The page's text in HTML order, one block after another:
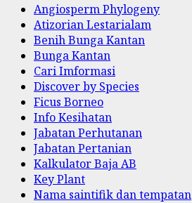
Angiosperm Phylogeny
Atizorian Lestarialam
Benih Bunga Kantan
Bunga Kantan
Cari Imformasi
Discover by Species
Ficus Borneo
Info Kesihatan
Jabatan Perhutanan
Jabatan Pertanian
Kalkulator Baja AB
Key Plant
Nama saintifik dan tempatan